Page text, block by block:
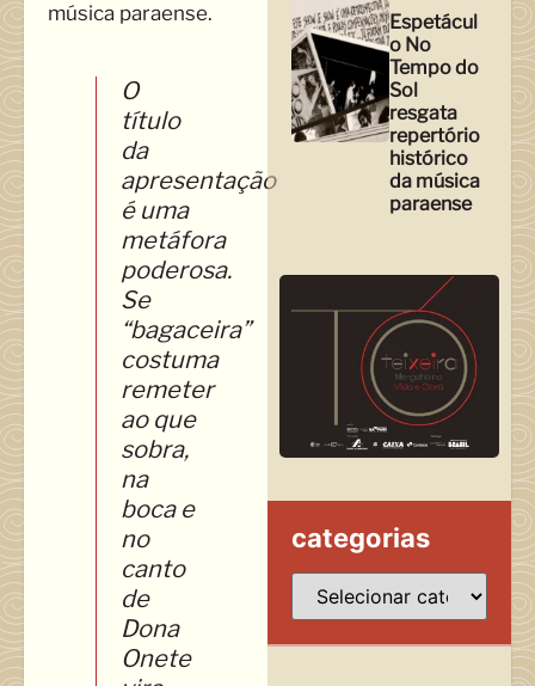
música paraense.
O
título
da
apresentação
é uma
metáfora
poderosa.
Se
“bagaceira”
costuma
remeter
ao que
sobra,
na
boca e
no
canto
de
Dona
Onete
Espetácul
o No
Tempo do
Sol
resgata
repertório
histórico
da música
paraense
categorias